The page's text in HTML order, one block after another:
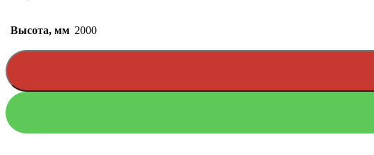
Высота, мм 2000